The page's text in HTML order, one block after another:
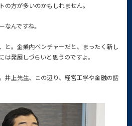
の方が多いのかもしれません。
なんですね。
と。企業内ベンチャーだと、まったく新し
は発展しづらいと思うのですよ。
井上先生、この辺り、経営工学や金融の話